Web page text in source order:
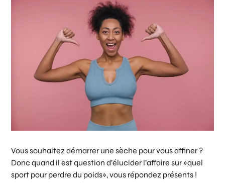
Vous souhaitez démarrer une sèche pour vous affiner ?
Donc quand il est question d’élucider l’affaire sur «quel
sport pour perdre du poids», vous répondez présents !